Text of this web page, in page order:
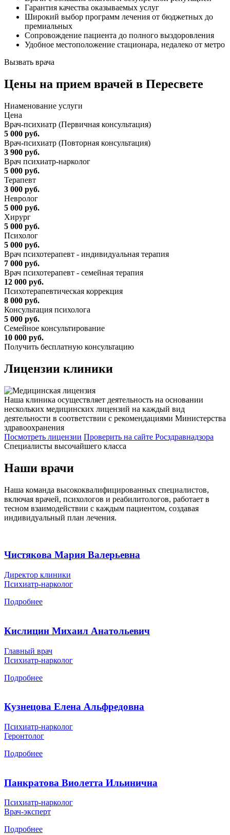
Гарантия качества оказываемых услуг
Широкий выбор программ лечения от бюджетных до
премиальных
Сопровождение пациента до полного выздоровления
Удобное местоположение стационара, недалеко от метро
Вызвать врача
Цены на прием врачей в Пересвете
Ниaменование услуги
Цена
Врач-психиатр (Первичная консультация)
5 000 руб.
Врач-психиатр (Повторная консультация)
3 900 руб.
Врач психиатр-нарколог
5 000 руб.
Терапевт
3 000 руб.
Невролог
5 000 руб.
Хирург
5 000 руб.
Психолог
5 000 руб.
Врач психотерапевт - индивидуальная терапия
7 000 руб.
Врач психотерапевт - семейная терапия
12 000 руб.
Психотерапевтическая коррекция
8 000 руб.
Консультация психолога
5 000 руб.
Семейное консультирование
10 000 руб.
Получить бесплатную консультацию
Лицензии клиники
Наша клиника осуществляет деятельность на основании
нескольких медицинских лицензий на каждый вид
деятельности в соответствии с рекомендациями Министерства
здравоохранения
Посмотреть лицензии Проверить на сайте Росздравнадзора
Специалисты высочайшего класса
Наши врачи
Наша команда высококвалифицированных специалистов,
включая врачей, психологов и реабилитологов, работает в
тесном взаимодействии с каждым пациентом, создавая
индивидуальный план лечения.
Чистякова Мария Валерьевна
Директор клиники
Психиатр-нарколог
Подробнее
Кислицин Михаил Анатольевич
Главный врач
Психиатр-нарколог
Подробнее
Кузнецова Елена Альфредовна
Психиатр-нарколог
Геронтолог
Подробнее
Панкратова Виолетта Ильинична
Психиатр-нарколог
Врач-эксперт
Подробнее